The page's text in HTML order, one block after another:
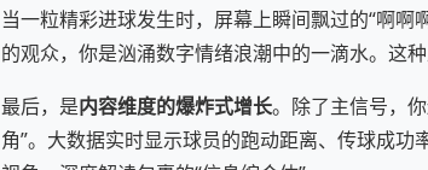
当一粒精彩进球发生时，屏幕上瞬间飘过的“啊啊
的观众，你是汹涌数字情绪浪潮中的一滴水。这
最后，是内容维度的爆炸式增长。除了主信号，
角”。大数据实时显示球员的跑动距离、传球成